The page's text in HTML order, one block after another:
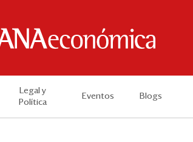
Legal y
Política
Eventos Blogs